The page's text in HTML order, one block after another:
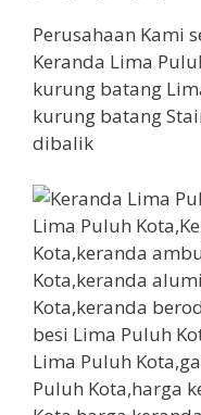
Perusahaan Kami
Keranda Lima
kurung batang
kurung batang
dibalik